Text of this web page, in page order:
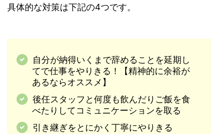
具体的な対策は下記の4つです。
自分が納得いくまで辞めることを延期し
てで仕事をやりきる！【精神的に余裕が
あるならオススメ】
後任スタッフと何度も飲んだりご飯を食
べたりしてコミュニケーションを取る
引き継ぎをとにかく丁寧にやりきる